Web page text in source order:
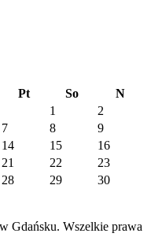
Pt So
N
1
2
7 8
9
14 15
16
21 22
23
28 29
30
Gdańsku. Wszelkie prawa